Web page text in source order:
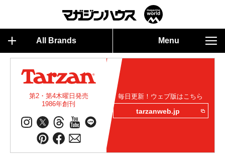
All Brands Menu
第2・第4木曜日発売
1986年創刊
毎日更新！ウェブ版はこちら
tarzanweb.jp